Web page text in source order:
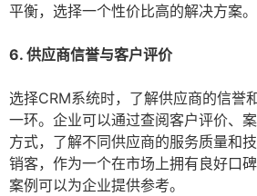
平衡，选择一个性价比高的解决方案。
6. 供应商信誉与客户评价
选择CRM系统时，了解供应商的信誉
一环。企业可以通过查阅客户评价、
方式，了解不同供应商的服务质量和
销客，作为一个在市场上拥有良好口
案例可以为企业提供参考。